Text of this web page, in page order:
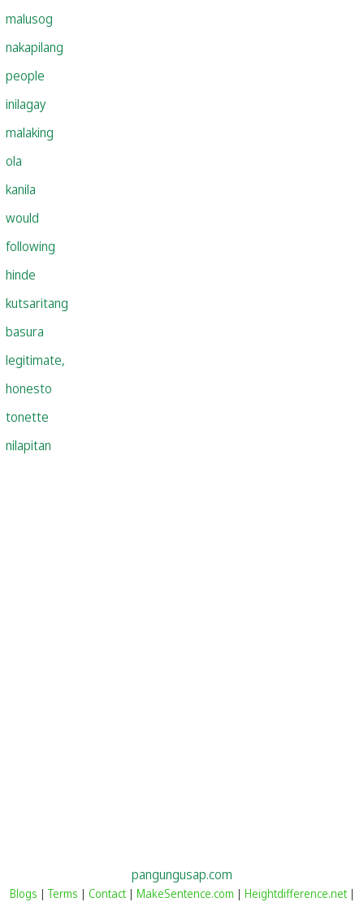
malusog
nakapilang
people
inilagay
malaking
ola
kanila
would
following
hinde
kutsaritang
basura
legitimate,
honesto
tonette
nilapitan
pangungusap.com
Blogs | Terms | Contact| MakeSentence.com | Heightdifference.net|